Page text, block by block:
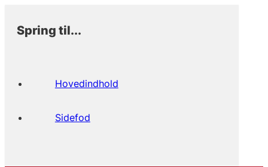
Spring til...
Hovedindhold
Sidefod